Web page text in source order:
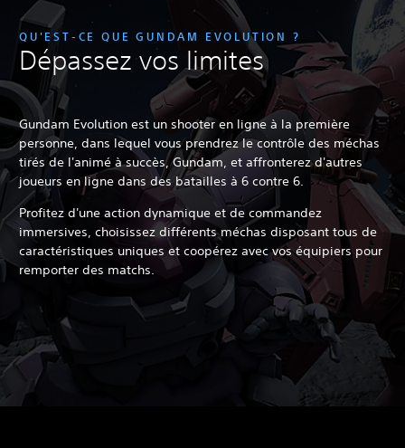
QU'EST-CE QUE GUNDAM EVOLUTION ?
Dépassez vos limites
Gundam Evolution est un shooter en ligne à la première
personne, dans lequel vous prendrez le contrôle des méchas
tirés de l'animé à succès, Gundam, et affronterez d'autres
joueurs en ligne dans des batailles à 6 contre 6.
Profitez d'une action dynamique et de commandez
immersives, choisissez différents méchas disposant tous de
caractéristiques uniques et coopérez avec vos équipiers pour
remporter des matchs.